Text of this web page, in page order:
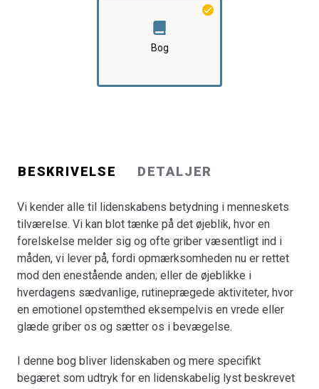
hverdagens sædvanlige, rutineprægede aktiviteter, hvor
en emotionel opstemthed eksempelvis en vrede eller
glæde griber os og sætter os i bevægelse.
som en grundlæggende menneskelig erfaring. Der
sættes et særligt fokus på, hvordan begæret udgør en
De filosofiske nedslag sættes desuden i relation til en
pædagogisk diskussion, der forholder sig til begæret
som et pædagogisk tema. Et væsentligt ærinde i den
forbindelse er at radikalisere pædagogikken i retning af
en eksistensforståelse, som medtænker lidenskaben.
Det vil sige: bogen argumenterer for en pædagogisk
teori og praksis, som formår at medtænke begæret som
som desuden formår at orientere sig kritisk i
spørgsmålet om, hvordan begæret forvaltes inden for
Bog
BESKRIVELSE DETALJER
Vi kender alle til lidenskabens betydning i menneskets
tilværelse. Vi kan blot tænke på det øjeblik, hvor en
forelskelse melder sig og ofte griber væsentligt ind i
måden, vi lever på, fordi opmærksomheden nu er rettet
mod den enestående anden; eller de øjeblikke i
hverdagens sædvanlige, rutineprægede aktiviteter, hvor
en emotionel opstemthed eksempelvis en vrede eller
glæde griber os og sætter os i bevægelse.
I denne bog bliver lidenskaben og mere specifikt
begæret som udtryk for en lidenskabelig lyst beskrevet